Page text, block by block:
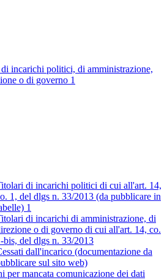
incarichi politici, di amministrazione,
o di governo 1
di incarichi politici di cui all'art. 14,
1, del dlgs n. 33/2013 (da pubblicare in
1
di incarichi di amministrazione, di
o di governo di cui all'art. 14, co.
bis, del dlgs n. 33/2013
dall'incarico (documentazione da
sul sito web)
per mancata comunicazione dei dati